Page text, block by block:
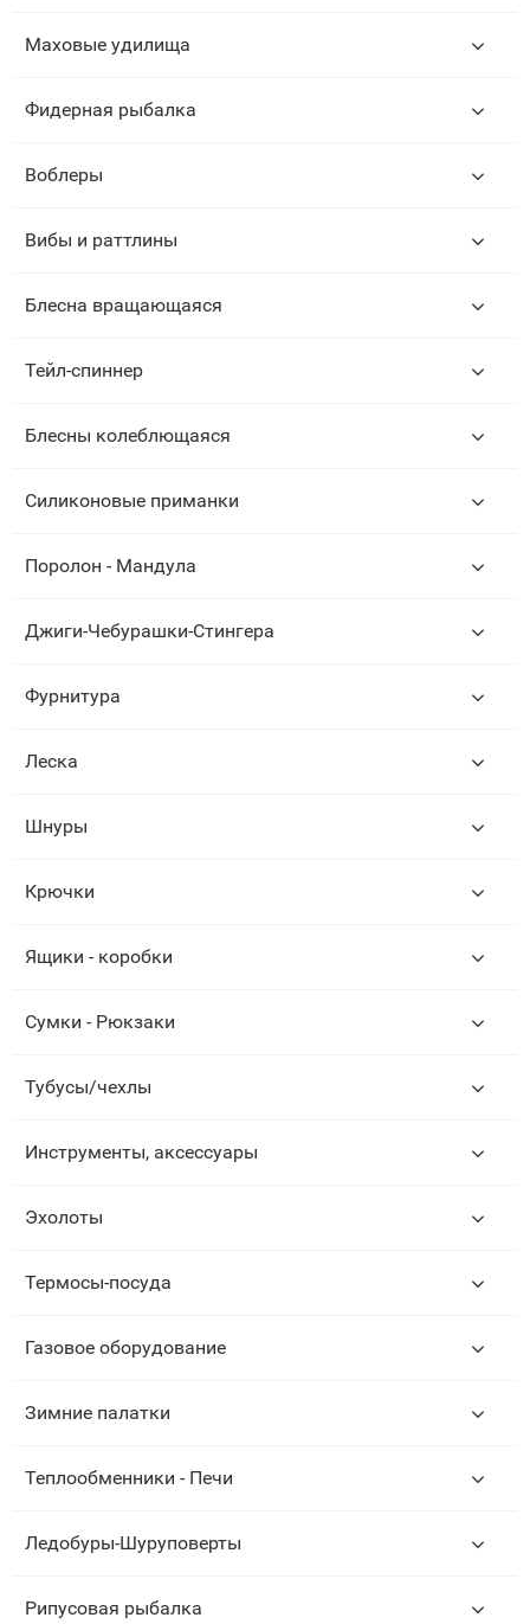
Маховые удилища
Фидерная рыбалка
Воблеры
Вибы и раттлины
Блесна вращающаяся
Тейл-спиннер
Блесны колеблющаяся
Силиконовые приманки
Поролон - Мандула
Джиги-Чебурашки-Стингера
Фурнитура
Леска
Шнуры
Крючки
Ящики - коробки
Сумки - Рюкзаки
Тубусы/чехлы
Инструменты, аксессуары
Эхолоты
Термосы-посуда
Газовое оборудование
Зимние палатки
Теплообменники - Печи
Ледобуры-Шуруповерты
Рипусовая рыбалка